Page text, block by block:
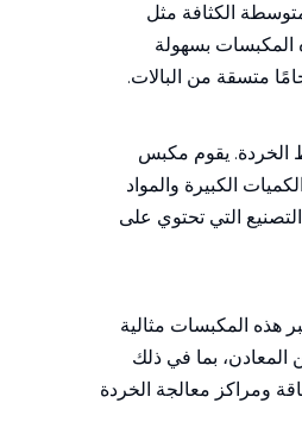
الكثافة مثل
المكبسات بسهولة
متسقة من البالات.
الخردة. يقوم مكبس
الكبيرة والمواد
التي تحتوي على
هذه المكبسات مثالية
المعادن، بما في ذلك
ومراكز معالجة الخردة